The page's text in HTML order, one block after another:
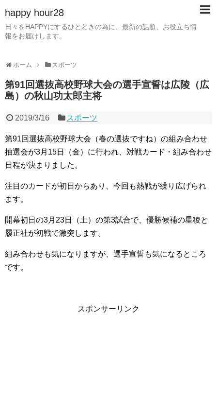
happy hour28
日々をHAPPYにするひとときの為に、最新の話題、お役立ち情
報をお届けします。
ホーム スポーツ
第91回選抜高校野球大会の選手宣誓は広陵（広
島）の秋山功太郎主将
2019/3/16 スポーツ
第91回選抜高校野球大会（春の選抜ですね）の組み合わせ
抽選会が3月15日（金）に行われ、対戦カード・組み合わせ
日程が決まりました。
注目のカードが初日からあり、今回も熱戦が繰り広げられ
ます。
開幕初日の3月23日（土）の第3試合で、優勝候補の星稜と
履正社が初戦で激突します。
組み合わせも気になりますが、選手宣誓も気になるところ
です。
スポンサーリンク